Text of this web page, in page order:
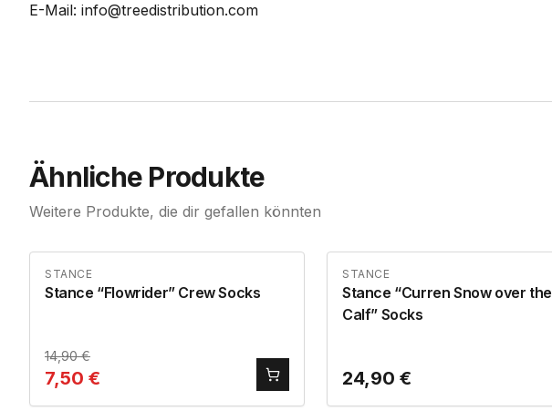
E-Mail: info@treedistribution.com
Ähnliche Produkte
Weitere Produkte, die dir gefallen könnten
STANCE
Stance “Flowrider” Crew Socks
14,90€
7,50 €
STANCE
Stance “Curren Snow over the
Calf” Socks
24,90 €